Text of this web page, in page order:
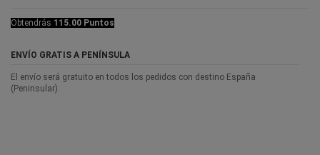
Obtendrás 115.00 Puntos
ENVÍO GRATIS A PENÍNSULA
El envío será gratuito en todos los pedidos con destino España
(Peninsular).